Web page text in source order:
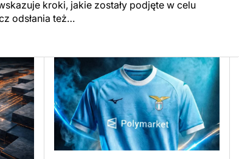
kroki, jakie zostały podjęte w celu
odsłania też…